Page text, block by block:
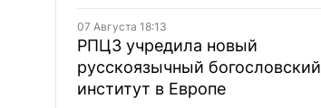
07 Августа 18:13
РПЦЗ учредила новый
русскоязычный богословский
институт в Европе